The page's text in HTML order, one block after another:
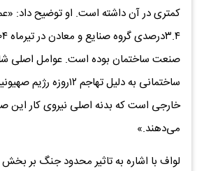
کمتری در آن داشته است. او توضیح داد:
صنعت ساختمان بوده است. عوامل اصلی
ساختمانی به دلیل تهاجم
خارجی است که بدنه اصلی نیروی کار این
می‌دهند.»
لواف با اشاره به تاثیر محدود جنگ بر بخش